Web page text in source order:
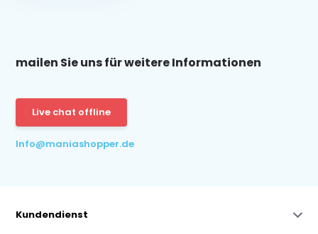
mailen Sie uns für weitere Informationen
Live chat offline
Info@maniashopper.de
Kundendienst